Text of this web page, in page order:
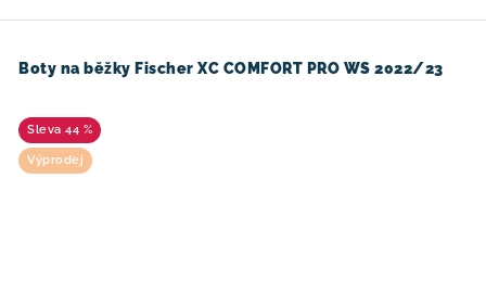
Boty na běžky Fischer XC COMFORT PRO WS 2022/23
44 %
Výprodej